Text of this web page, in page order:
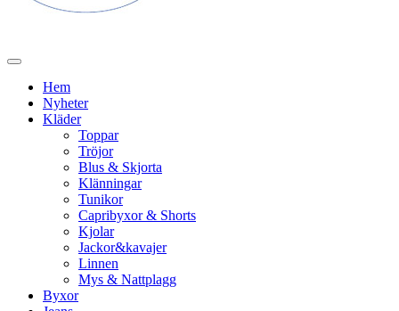
Hem
Nyheter
Kläder
Toppar
Tröjor
Blus & Skjorta
Klänningar
Tunikor
Capribyxor & Shorts
Kjolar
Jackor&kavajer
Linnen
Mys & Nattplagg
Byxor